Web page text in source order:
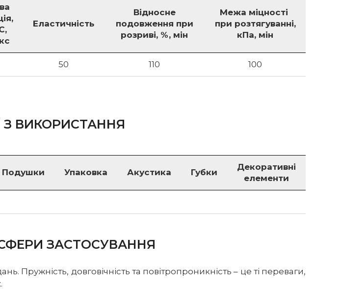
Еластичність
Відносне
подовження при
розриві, %, мін
Межа міцності
при розтягуванні,
кПа, мін
50 110 100
З ВИКОРИСТАННЯ
Подушки Упаковка Акустика Губки
Декоративні
елементи
ЗАСТОСУВАННЯ
Пружність, довговічність та повітропроникність – це ті переваги,